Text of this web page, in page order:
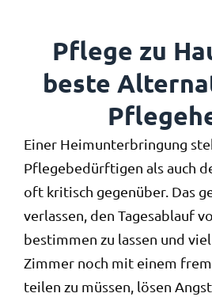
Pflege zu
beste
Einer Heimunterbringung
Pflegebedürftigen als auch
oft kritisch gegenüber. Das
verlassen, den Tagesablauf
bestimmen zu lassen und
Zimmer noch mit einem
teilen zu müssen, lösen